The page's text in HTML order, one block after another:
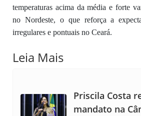
temperaturas acima da média e forte
no Nordeste, o que reforça a
irregulares e pontuais no Ceará.
Leia Mais
Priscila Costa
mandato na